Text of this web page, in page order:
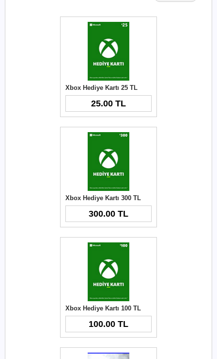
Xbox Hediye Kartı 25 TL
25.00 TL
Xbox Hediye Kartı 300 TL
300.00 TL
Xbox Hediye Kartı 100 TL
100.00 TL